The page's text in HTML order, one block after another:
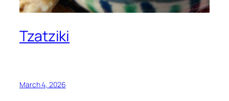
Tzatziki
March 4, 2026